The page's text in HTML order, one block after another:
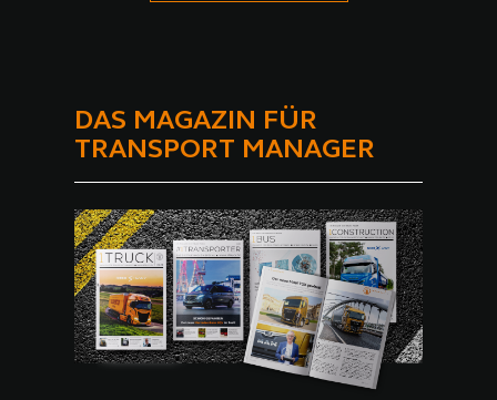
DAS MAGAZIN FÜR
TRANSPORT MANAGER